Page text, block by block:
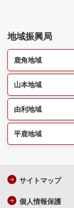
地域振興局
鹿角地域
山本地域
由利地域
平鹿地域
サイトマップ
個人情報保護